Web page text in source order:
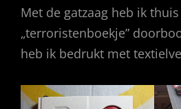
Met de gatzaag heb ik
„terroristenboekje”
heb ik bedrukt met